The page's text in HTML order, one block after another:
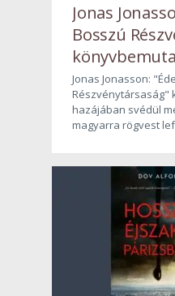
Jonas
Bosszú
Jonas Jonasson:
Részvénytársaság"
hazájában svédül
magyarra rögvest